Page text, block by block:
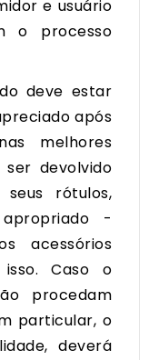
e usuário
o processo
deve estar
após
melhores
ser devolvido
rótulos,
-
acessórios
Caso o
procedam
particular, o
deverá